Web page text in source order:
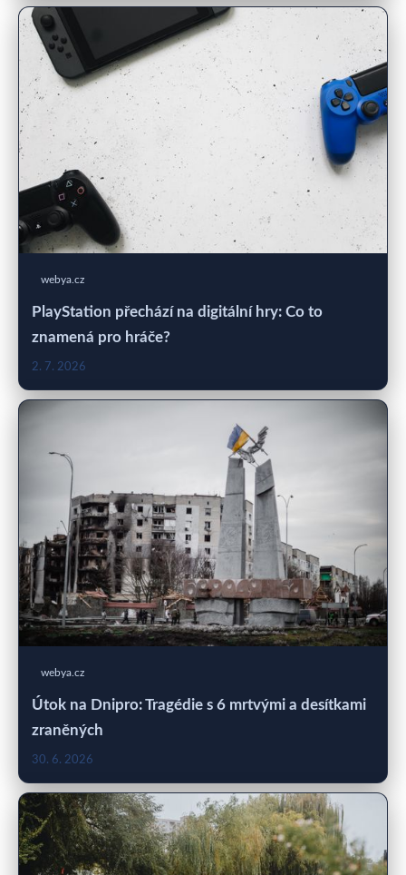
webya.cz
PlayStation přechází na digitální hry: Co to
znamená pro hráče?
2. 7. 2026
webya.cz
Útok na Dnipro: Tragédie s 6 mrtvými a desítkami
zraněných
30. 6. 2026